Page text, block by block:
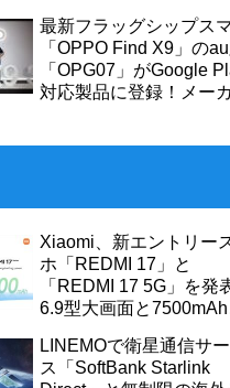
最新フラッグシップス
「OPPO Find X9」の
「OPG07」がGoogle
対応製品に登録！メー
Xiaomi、新エントリー
ホ「REDMI 17」と
「REDMI 17 5G」を発
6.9型大画面と7500mAh
でも発売予定
LINEMOで衛星通信サ
ス「SoftBank Starlink